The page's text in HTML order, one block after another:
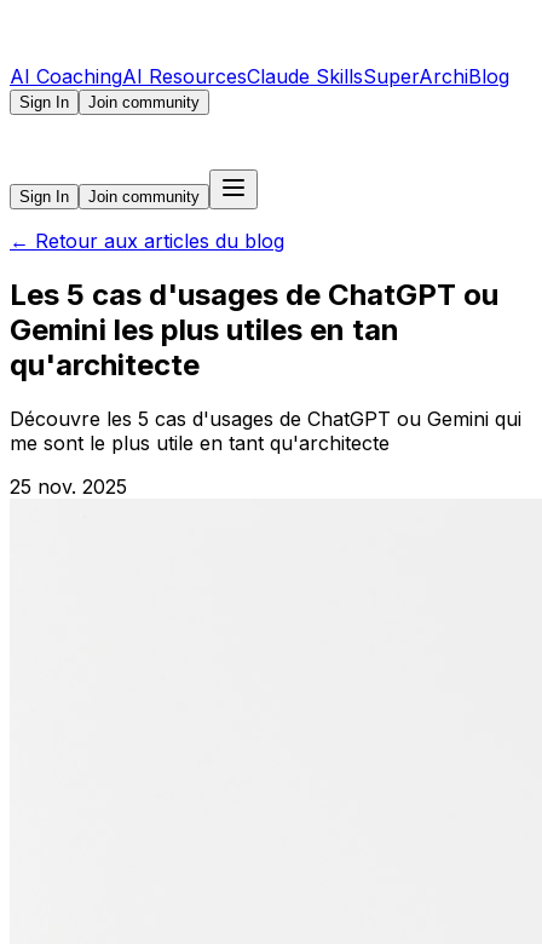
AI CoachingAI ResourcesClaude SkillsSuperArchiBlog
Sign In Join community
Sign In Join community
← Retour aux articles du blog
Les 5 cas d'usages de ChatGPT ou
Gemini les plus utiles en tan
qu'architecte
Découvre les 5 cas d'usages de ChatGPT ou Gemini qui
me sont le plus utile en tant qu'architecte
25 nov. 2025